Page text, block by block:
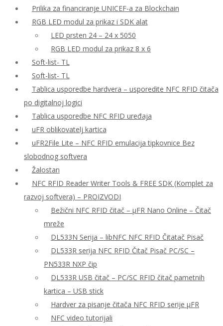
Prilika za financiranje UNICEF-a za Blockchain
RGB LED modul za prikaz i SDK alat
LED prsten 24 – 24 x 5050
RGB LED modul za prikaz 8 x 6
Soft-list- TL
Soft-list- TL
Tablica usporedbe hardvera – usporedite NFC RFID čitača
po digitalnoj logici
Tablica usporedbe NFC RFID uređaja
uFR oblikovatelj kartica
uFR2File Lite – NFC RFID emulacija tipkovnice Bez
slobodnog softvera
Žalostan
NFC RFID Reader Writer Tools & FREE SDK (Komplet za
razvoj softvera) – PROIZVODI
Bežični NFC RFID čitač – μFR Nano Online – Čitač
mreže
DL533N Serija – libNFC NFC RFID Čitatač Pisač
DL533R serija NFC RFID Čitač Pisač PC/SC –
PN533R NXP čip
DL533R USB čitač – PC/SC RFID čitač pametnih
kartica – USB stick
Hardver za pisanje čitača NFC RFID serije μFR
NFC video tutorijali